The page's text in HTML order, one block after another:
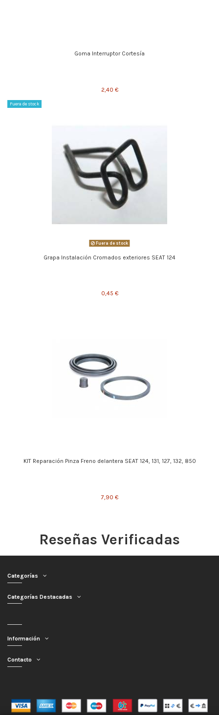
Goma Interruptor Cortesía
2,40 €
Fuera de stock
Fuera de stock
Grapa Instalación Cromados exteriores SEAT 124
0,45 €
KIT Reparación Pinza Freno delantera SEAT 124, 131, 127, 132, 850
7,90 €
Reseñas Verificadas
Categorías
Categorías Destacadas
Información
Contacto